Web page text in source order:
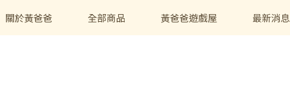
關於黃爸爸 全部商品 黃爸爸遊戲屋 最新消息